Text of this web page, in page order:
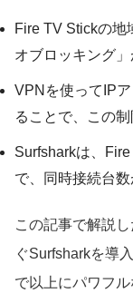
Fire TV Stickの地
オブロッキング」
VPNを使ってIP
ることで、この制
Surfsharkは、
で、同時接続台
この記事で解説
ぐSurfsharkを導
で以上にパワフ